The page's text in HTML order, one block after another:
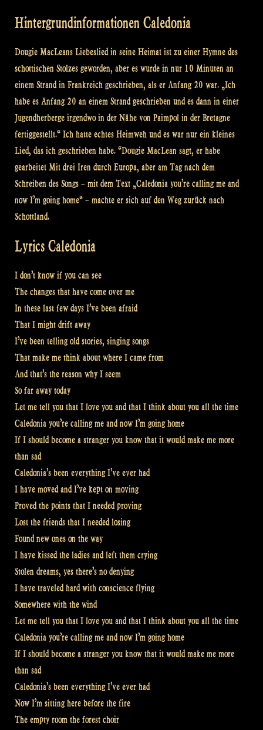
Hintergrundinformationen Caledonia
Dougie MacLeans Liebeslied in seine Heimat ist zu einer Hymne des
schottischen Stolzes geworden, aber es wurde in nur 10 Minuten an
einem Strand in Frankreich geschrieben, als er Anfang 20 war. „Ich
habe es Anfang 20 an einem Strand geschrieben und es dann in einer
Jugendherberge irgendwo in der Nähe von Paimpol in der Bretagne
fertiggestellt.“ Ich hatte echtes Heimweh und es war nur ein kleines
Lied, das ich geschrieben habe. “Dougie MacLean sagt, er habe
gearbeitet Mit drei Iren durch Europa, aber am Tag nach dem
Schreiben des Songs – mit dem Text „Caledonia you’re calling me and
now I’m going home“ – machte er sich auf den Weg zurück nach
Schottland.
Lyrics Caledonia
I don’t know if you can see
The changes that have come over me
In these last few days I’ve been afraid
That I might drift away
I’ve been telling old stories, singing songs
That make me think about where I came from
And that’s the reason why I seem
So far away today
Let me tell you that I love you and that I think about you all the time
Caledonia you’re calling me and now I’m going home
If I should become a stranger you know that it would make me more
than sad
Caledonia’s been everything I’ve ever had
I have moved and I’ve kept on moving
Proved the points that I needed proving
Lost the friends that I needed losing
Found new ones on the way
I have kissed the ladies and left them crying
Stolen dreams, yes there’s no denying
I have traveled hard with conscience flying
Somewhere with the wind
Let me tell you that I love you and that I think about you all the time
Caledonia you’re calling me and now I’m going home
If I should become a stranger you know that it would make me more
than sad
Caledonia’s been everything I’ve ever had
Now I’m sitting here before the fire
The empty room the forest choir